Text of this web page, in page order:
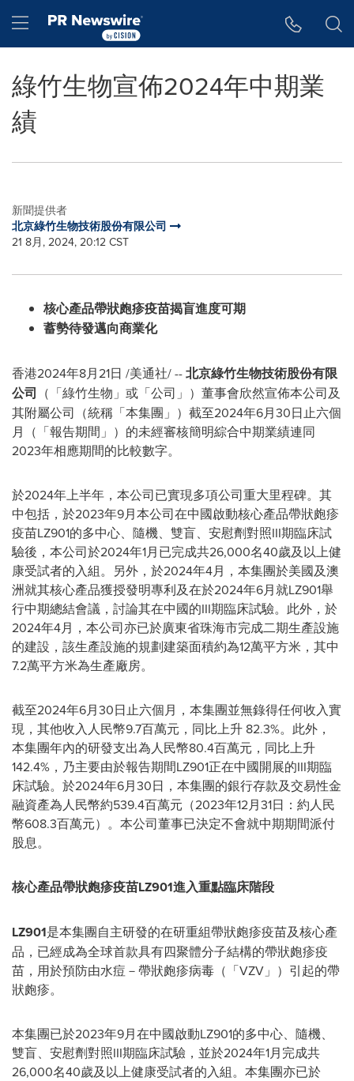
Hamburger menu
綠竹生物宣佈2024年中期業
績
新聞提供者
北京綠竹生物技術股份有限公司
21 8月, 2024, 20:12 CST
核心產品帶狀皰疹疫苗揭盲進度可期
蓄勢待發邁向商業化
香港2024年8月21日 /美通社/ --北京綠竹生物技術股份有限
公司 （「綠竹生物」或「公司」）董事會欣然宣佈本公司及
其附屬公司（統稱「本集團」）截至2024年6月30日止六個
月（「報告期間」）的未經審核簡明綜合中期業績連同
2023年相應期間的比較數字。
於2024年上半年，本公司已實現多項公司重大里程碑。其
中包括，於2023年9月本公司在中國啟動核心產品帶狀皰疹
疫苗LZ901的多中心、隨機、雙盲、安慰劑對照III期臨床試
驗後，本公司於2024年1月已完成共26,000名40歲及以上健
康受試者的入組。另外，於2024年4月，本集團於美國及澳
洲就其核心產品獲授發明專利及在於2024年6月就LZ901舉
行中期總結會議，討論其在中國的III期臨床試驗。此外，於
2024年4月，本公司亦已於廣東省珠海市完成二期生產設施
的建設，該生產設施的規劃建築面積約為12萬平方米，其中
7.2萬平方米為生產廠房。
截至2024年6月30日止六個月，本集團並無錄得任何收入實
現，其他收入人民幣9.7百萬元，同比上升 82.3%。此外，
本集團年內的研發支出為人民幣80.4百萬元，同比上升
142.4%，乃主要由於報告期間LZ901正在中國開展的III期臨
床試驗。於2024年6月30日，本集團的銀行存款及交易性金
融資產為人民幣約539.4百萬元（2023年12月31日：約人民
幣608.3百萬元）。本公司董事已決定不會就中期期間派付
股息。
核心產品帶狀皰疹疫苗LZ901進入重點臨床階段
LZ901是本集團自主研發的在研重組帶狀皰疹疫苗及核心產
品，已經成為全球首款具有四聚體分子結構的帶狀皰疹疫
苗，用於預防由水痘－帶狀皰疹病毒（「VZV」）引起的帶
狀皰疹。
本集團已於2023年9月在中國啟動LZ901的多中心、隨機、
雙盲、安慰劑對照III期臨床試驗，並於2024年1月完成共
26,000名40歲及以上健康受試者的入組。本集團亦已於